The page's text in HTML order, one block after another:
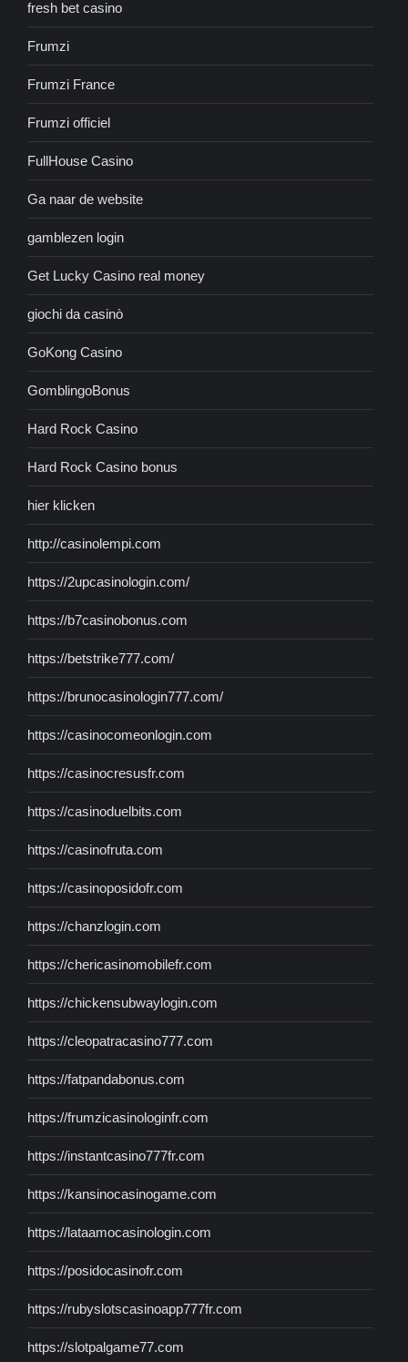
fresh bet casino
Frumzi
Frumzi France
Frumzi officiel
FullHouse Casino
Ga naar de website
gamblezen login
Get Lucky Casino real money
giochi da casinò
GoKong Casino
GomblingoBonus
Hard Rock Casino
Hard Rock Casino bonus
hier klicken
http://casinolempi.com
https://2upcasinologin.com/
https://b7casinobonus.com
https://betstrike777.com/
https://brunocasinologin777.com/
https://casinocomeonlogin.com
https://casinocresusfr.com
https://casinoduelbits.com
https://casinofruta.com
https://casinoposidofr.com
https://chanzlogin.com
https://chericasinomobilefr.com
https://chickensubwaylogin.com
https://cleopatracasino777.com
https://fatpandabonus.com
https://frumzicasinologinfr.com
https://instantcasino777fr.com
https://kansinocasinogame.com
https://lataamocasinologin.com
https://posidocasinofr.com
https://rubyslotscasinoapp777fr.com
https://slotpalgame77.com